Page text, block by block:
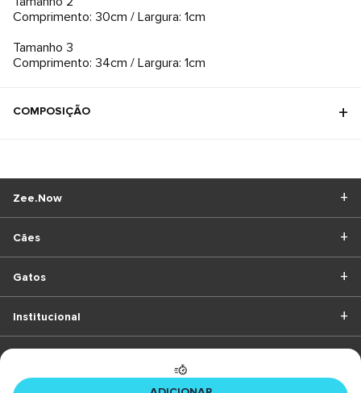
Comprimento: 30cm / Largura: 1cm
Tamanho 3
COMPOSIÇÃO
Cães
Gatos
Zee.Now
Institucional
BAIXE O APP